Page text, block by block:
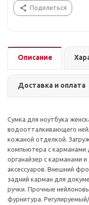
Поделиться
Описание
Доставка и оплата
Сумка для ноутбука
водоотталкивающего
кожаной отделкой.
компьютера с карманами
органайзер с карманами
аксессуаров. Внешний
задний карман для
ручки. Прочные
фурнитура.